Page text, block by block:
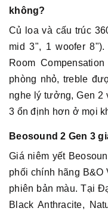
không?
Củ loa và cấu trúc
mid 3", 1 woofer
Room
phòng nhỏ, treble
nghe lý tưởng, Gen 2
3 ổn định hơn ở mọi
Beosound 2 Gen 3
Giá niêm yết
phối chính hãng B&O
phiên bản màu. Tại
Black Anthracite,